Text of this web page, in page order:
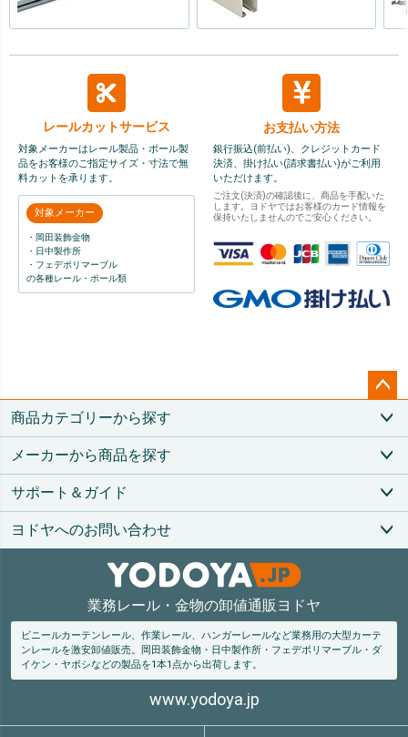
レールカットサービス
対象メーカーはレール製品・ポール製
品をお客様のご指定サイズ・寸法で無
料カットを承ります。
対象メーカー
・岡田装飾金物
・日中製作所
・フェデポリマーブル
の各種レール・ポール類
お支払い方法
銀行振込(前払い)、クレジットカード
決済、掛け払い(請求書払い)がご利用
いただけます。
ご注文(決済)の確認後に、商品を手配いた
します。ヨドヤではお客様のカード情報を
保持いたしませんのでご安心ください。
ペー
ップ
商品カテゴリーから探す
メーカーから商品を探す
サポート＆ガイド
ヨドヤへのお問い合わせ
業務レール・金物の卸値通販ヨドヤ
ビニールカーテンレール、作業レール、ハンガーレールなど業務用の大型カーテ
ンレールを激安卸値販売。
岡田装飾金物・日中製作所・フェデポリマーブル・ダ
イケン・ヤボシなどの製品を1本1点から出荷します。
www.yodoya.jp